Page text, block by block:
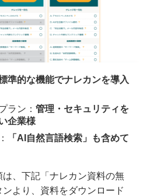
準的な機能でナレカンを導入
ラン： 管理・セキュリティを
企業様
「AI自然言語検索」も含めて
、下記「ナレカン資料の無
より、資料をダウンロード